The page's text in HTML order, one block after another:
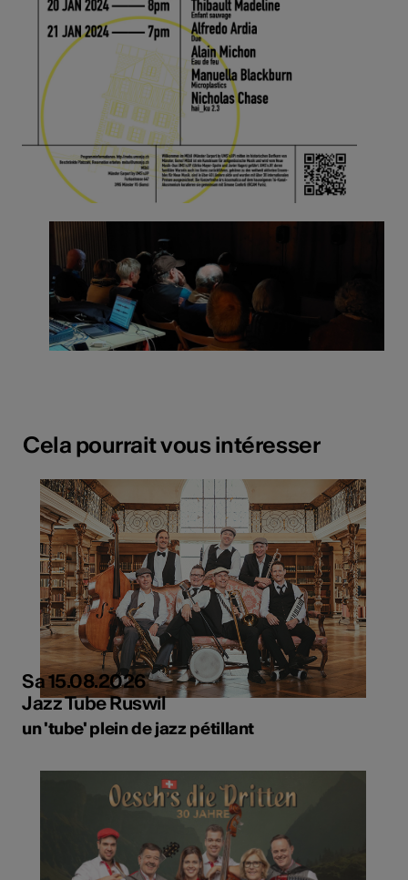
Cela pourrait vous intéresser
Sa 15.08.2026
Jazz Tube Ruswil
un 'tube' plein de jazz pétillant